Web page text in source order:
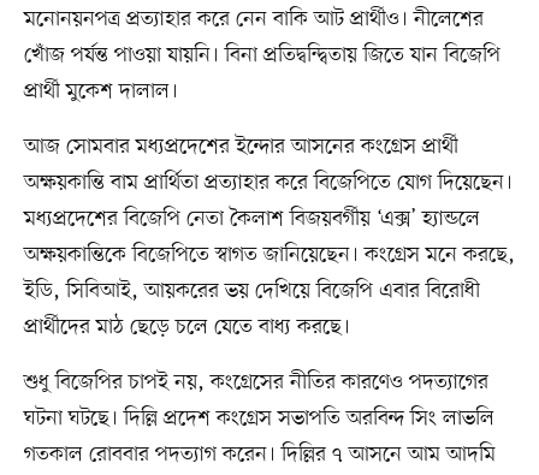
মনোনয়নপত্র প্রত্যাহার করে নেন বাকি আট প্রার্থীও। নীলেশের
খোঁজ পর্যন্ত পাওয়া যায়নি। বিনা প্রতিদ্বন্দ্বিতায় জিতে যান বিজেপি
প্রার্থী মুকেশ দালাল।
আজ সোমবার মধ্যপ্রদেশের ইন্দোর আসনের কংগ্রেস প্রার্থী
অক্ষয়কান্তি বাম প্রার্থিতা প্রত্যাহার করে বিজেপিতে যোগ দিয়েছেন।
মধ্যপ্রদেশের বিজেপি নেতা কৈলাশ বিজয়বর্গীয় ‘এক্স’ হ্যান্ডলে
অক্ষয়কান্তিকে বিজেপিতে স্বাগত জানিয়েছেন। কংগ্রেস মনে করছে,
ইডি, সিবিআই, আয়করের ভয় দেখিয়ে বিজেপি এবার বিরোধী
প্রার্থীদের মাঠ ছেড়ে চলে যেতে বাধ্য করছে।
শুধু বিজেপির চাপই নয়, কংগ্রেসের নীতির কারণেও পদত্যাগের
ঘটনা ঘটছে। দিল্লি প্রদেশ কংগ্রেস সভাপতি অরবিন্দ সিং লাভলি
গতকাল রোববার পদত্যাগ করেন। দিল্লির ৭ আসনে আম আদমি